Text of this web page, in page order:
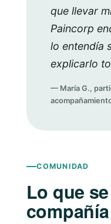
que llevar
Paincorp
lo entendía
explicarlo
— María G.,
COMUNIDAD
Lo que